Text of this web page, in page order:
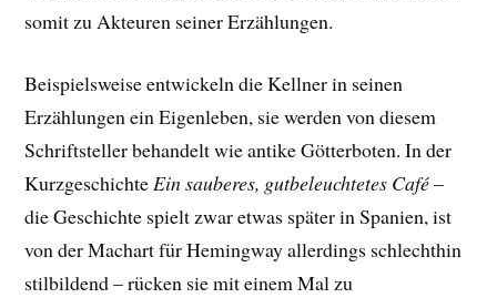
somit zu Akteuren seiner Erzählungen.
Beispielsweise entwickeln die Kellner in seinen
Erzählungen ein Eigenleben, sie werden von diesem
Schriftsteller behandelt wie antike Götterboten. In der
KurzgeschichteEin sauberes, gutbeleuchtetes Café–
die Geschichte spielt zwar etwas später in Spanien, ist
von der Machart für Hemingway allerdings schlechthin
stilbildend – rücken sie mit einem Mal zu